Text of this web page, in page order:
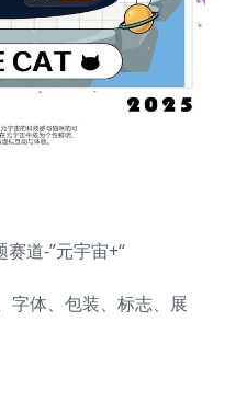
赛道-”元宇宙+“
字体、包装、标志、展